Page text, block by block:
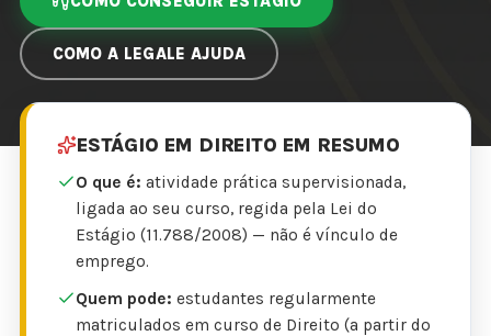
COMO A LEGALE AJUDA
ESTÁGIO EM DIREITO EM RESUMO
O que é: atividade prática supervisionada,
ligada ao seu curso, regida pela Lei do
Estágio (11.788/2008) — não é vínculo de
emprego.
Quem pode: estudantes regularmente
matriculados em curso de Direito (a partir do